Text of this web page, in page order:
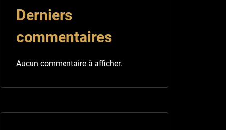
Derniers
commentaires
Aucun commentaire à afficher.